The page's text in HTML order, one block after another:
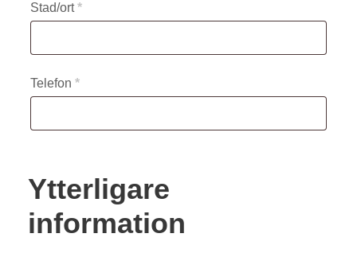
Stad/ort*
Telefon *
Ytterligare
information